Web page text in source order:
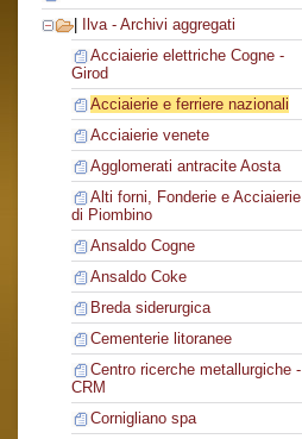
Ilva - Archivi aggregati
Acciaierie elettriche Cogne -
Girod
Acciaierie e ferriere nazionali
Acciaierie venete
Agglomerati antracite Aosta
Alti forni, Fonderie e Acciaierie
di Piombino
Ansaldo Cogne
Ansaldo Coke
Breda siderurgica
Cementerie litoranee
Centro ricerche metallurgiche -
CRM
Cornigliano spa